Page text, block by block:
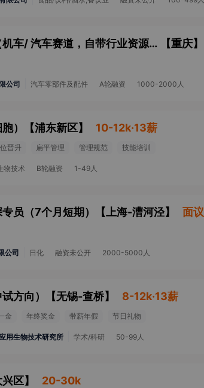
研发岗招聘专员（机车/ 汽车赛道，自带行业资源优先） 【重庆】
公司 汽车零部件及配件 A轮融资 1000-2000人
） 【浦东新区】 10-12k·13薪
晋升 扁平管理 管理规范 技能培训
物技术 B轮融资 1-49人
员（7个月短期） 【 上海-漕河泾】 面议
公司 日化 融资未公开 2000-5000人
方向） 【无锡-查桥】 8-12k·13薪
金 年终奖金 带薪年假 节日礼物
用生物技术研究所 学术/科研 50-99人
兴区】 20-30k